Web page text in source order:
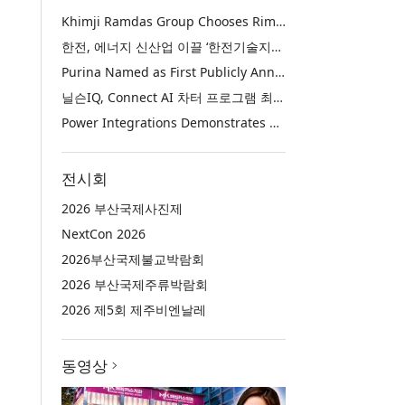
Khimji Ramdas Group Chooses Rimini Street to Reduce SAP Support Costs, Protect 700+ Customizations and Reinvest Savings in Innovation
한전, 에너지 신산업 이끌 ‘한전기술지주’ 공식 출범
Purina Named as First Publicly Announced NIQ ConnectAI Charter Client
닐슨IQ, Connect AI 차터 프로그램 최초 고객사 ‘퓨리나’ 선정
Power Integrations Demonstrates World’s First 2200 V GaN Technology for Next-Era High-Voltage Power Systems
전시회
2026 부산국제사진제
NextCon 2026
2026부산국제불교박람회
2026 부산국제주류박람회
2026 제5회 제주비엔날레
동영상